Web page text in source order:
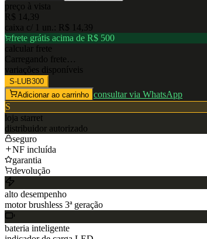
preço à vista
R$ 14,39
caixa c/
1 un.: R$ 14,39
frete grátis acima de R$ 500
calcular frete
Carregando frete…
variações disponíveis
S-LUB300
Adicionar ao carrinho consultar via WhatsApp
S
loja starret
distribuidor autorizado
seguro
NF incluída
garantia
devolução
alto desempenho
motor brushless 3ª geração
bateria inteligente